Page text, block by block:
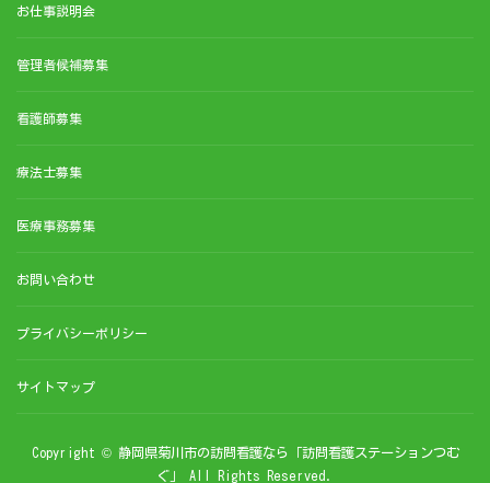
お仕事説明会
管理者候補募集
看護師募集
療法士募集
医療事務募集
お問い合わせ
プライバシーポリシー
サイトマップ
Copyright © 静岡県菊川市の訪問看護なら「訪問看護ステーションつむ
ぐ」 All Rights Reserved.